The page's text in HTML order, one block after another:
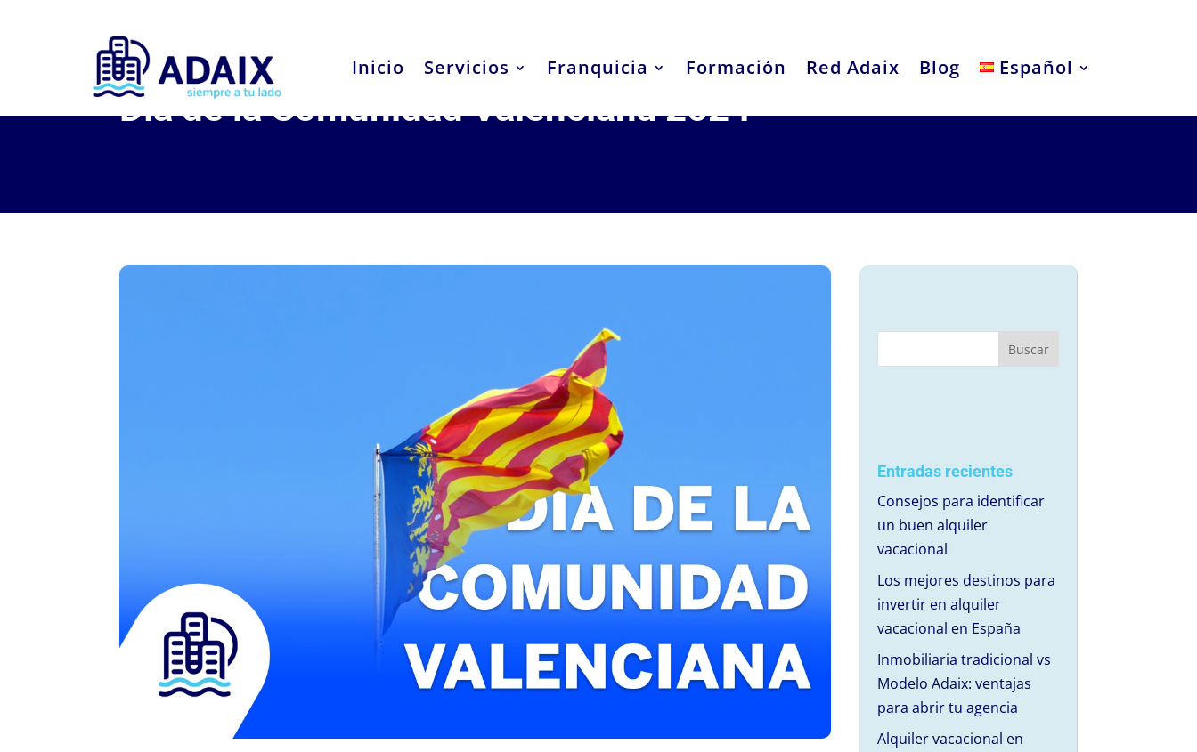
Inicio Servicios Franquicia Formación Red Adaix Blog Español
Día de la Comunidad Valenciana 2024
Entradas recientes
Consejos para identificar
un buen alquiler
vacacional
Los mejores destinos para
invertir en alquiler
vacacional en España
Inmobiliaria tradicional vs
Modelo Adaix: ventajas
para abrir tu agencia
Alquiler vacacional en